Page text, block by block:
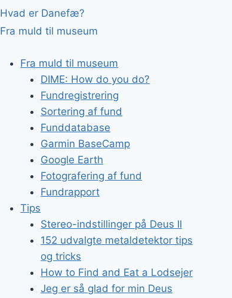
Hvad er Danefæ?
Fra muld til museum
Fra muld til museum
DIME: How do you do?
Fundregistrering
Sortering af fund
Funddatabase
Garmin BaseCamp
Google Earth
Fotografering af fund
Fundrapport
Tips
Stereo-indstillinger på Deus II
152 udvalgte metaldetektor tips
og tricks
How to Find and Eat a Lodsejer
Jeg er så glad for min Deus